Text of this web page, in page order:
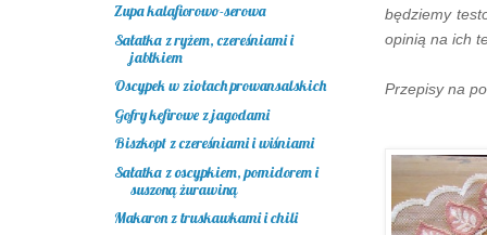
będziemy
opinią na ich
Przepisy na
Zupa kalafiorowo-serowa
Sałatka z ryżem, czereśniami i
jabłkiem
Oscypek w ziołach prowansalskich
Gofry kefirowe z jagodami
Biszkopt z czereśniami i wiśniami
Sałatka z oscypkiem, pomidorem i
suszoną żurawiną
Makaron z truskawkami i chili